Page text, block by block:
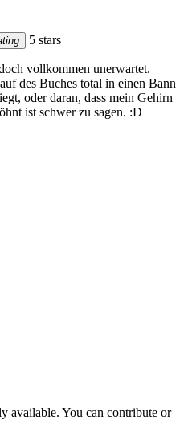
5 stars
vollkommen unerwartet.
des Buches total in einen Bann
oder daran, dass mein Gehirn
ist schwer zu sagen. :D
available. You can contribute or